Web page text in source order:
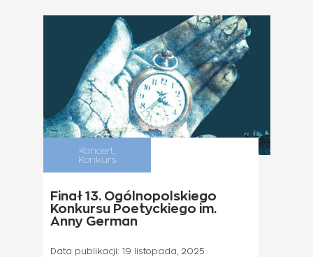
Koncert
Konkurs
Finał 13. Ogólnopolskiego
Konkursu Poetyckiego im.
Anny German
Data publikacji: 19 listopada, 2025